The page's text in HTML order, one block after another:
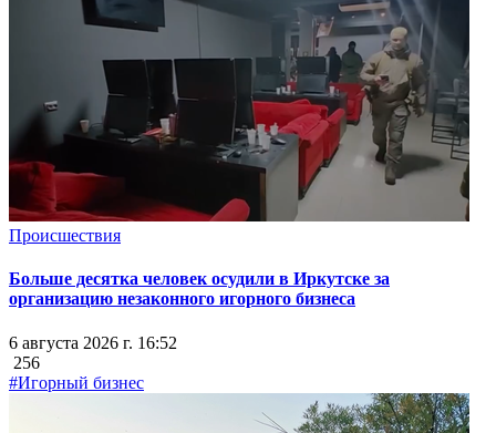
Происшествия
Больше десятка человек осудили в Иркутске за
организацию незаконного игорного бизнеса
6 августа 2026 г. 16:52
256
#Игорный бизнес